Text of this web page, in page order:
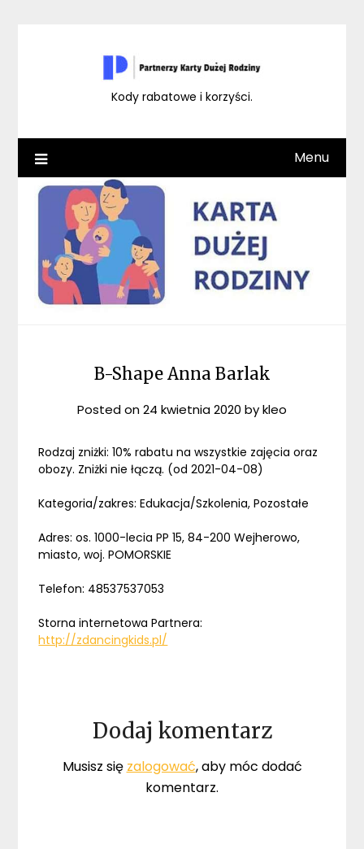
Kody rabatowe i korzyści.
Menu
B-Shape Anna Barlak
Posted on24 kwietnia 2020 bykleo
Rodzaj zniżki: 10% rabatu na wszystkie zajęcia oraz
obozy. Zniżki nie łączą. (od 2021-04-08)
Kategoria/zakres: Edukacja/Szkolenia, Pozostałe
Adres: os. 1000-lecia PP 15, 84-200 Wejherowo,
miasto, woj. POMORSKIE
Telefon: 48537537053
Storna internetowa Partnera:
http://zdancingkids.pl/
Dodaj komentarz
Musisz się zalogować, aby móc dodać
komentarz.